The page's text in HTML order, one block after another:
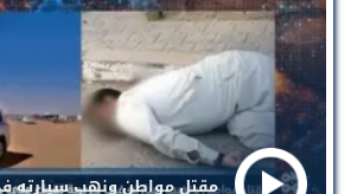
مقتل مواطن ونهب سيارته